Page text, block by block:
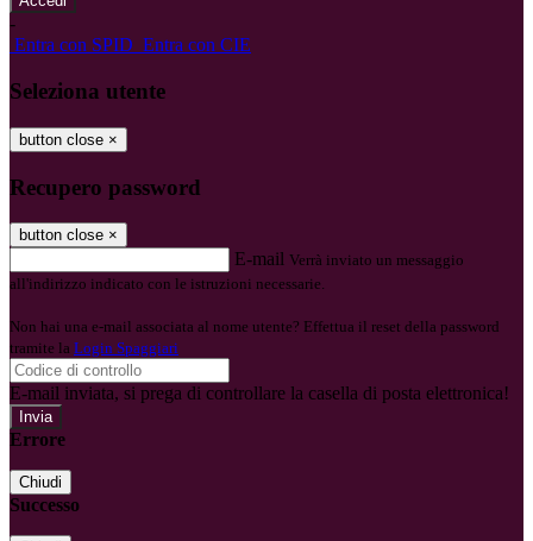
-
Entra con SPID Entra con CIE
Seleziona utente
button close ×
Recupero password
button close ×
E-mail Verrà inviato un messaggio
all'indirizzo indicato con le istruzioni necessarie.
Non hai una e-mail associata al nome utente? Effettua il reset della password
tramite la Login Spaggiari
E-mail inviata, si prega di controllare la casella di posta elettronica!
Errore
Chiudi
Successo